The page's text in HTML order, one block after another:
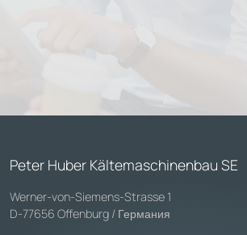
Peter Huber Kältemaschinenbau SE
Werner-von-Siemens-Strasse 1
D-77656 Offenburg / Германия